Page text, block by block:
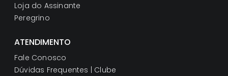
Loja do Assinante
Peregrino
ATENDIMENTO
Fale Conosco
Dúvidas Frequentes | Clube